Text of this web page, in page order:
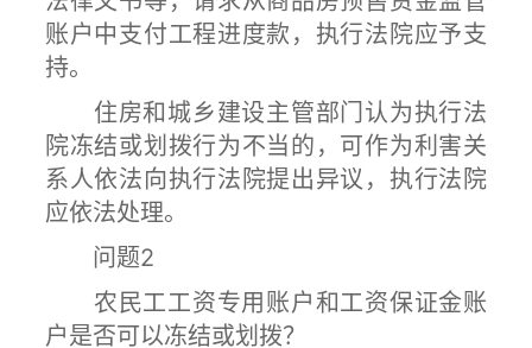
账户中支付工程进度款，执行法院应予支
持。
住房和城乡建设主管部门认为执行法
院冻结或划拨行为不当的，可作为利害关
系人依法向执行法院提出异议，执行法院
应依法处理。
问题2
农民工工资专用账户和工资保证金账
户是否可以冻结或划拨？